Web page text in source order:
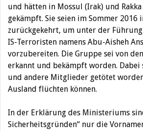
und hätten in Mossul (Irak) und
gekämpft. Sie seien im Sommer 2016
zurückgekehrt, um unter der
IS-Terroristen namens Abu-Aisheh
vorzubereiten. Die Gruppe sei von
erkannt und bekämpft worden. Dabei
und andere Mitglieder getötet
Ausland flüchten können.
In der Erklärung des Ministeriums
Sicherheitsgründen“ nur die